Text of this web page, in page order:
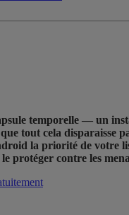
temporelle — un
tout cela disparaisse
la priorité de votre
protéger contre les